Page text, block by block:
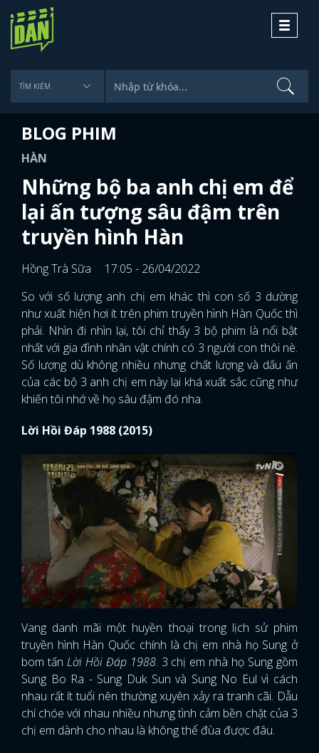
Toggle
BLOG PHIM
HÀN
Những bộ ba anh chị em để
lại ấn tượng sâu đậm trên
truyền hình Hàn
Hồng Trà Sữa
17:05 - 26/04/2022
So với số lượng anh chị em khác thì con số 3 dường
như xuất hiện hơi ít trên phim truyền hình Hàn Quốc thì
phải. Nhìn đi nhìn lại, tôi chỉ thấy 3 bộ phim là nổi bật
nhất với gia đình nhân vật chính có 3 người con thôi nè.
Số lượng dù không nhiều nhưng chất lượng và dấu ấn
của các bộ 3 anh chị em này lại khá xuất sắc cũng như
khiến tôi nhớ về họ sâu đậm đó nha.
Lời Hồi Đáp 1988 (2015)
Vang danh mãi một huyền thoại trong lịch sử phim
truyền hình Hàn Quốc chính là chị em nhà họ Sung ở
bom tấn Lời Hồi Đáp 1988. 3 chị em nhà họ Sung gồm
Sung Bo Ra - Sung Duk Sun và Sung No Eul vì cách
nhau rất ít tuổi nên thường xuyên xảy ra tranh cãi. Dẫu
chí chóe với nhau nhiều nhưng tình cảm bền chặt của 3
chị em dành cho nhau là không thể đùa được đâu.